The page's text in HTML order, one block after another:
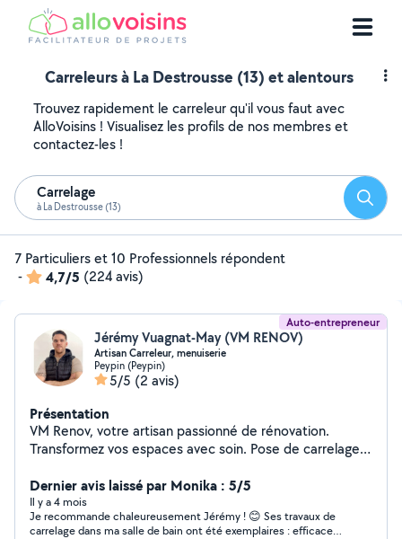
Carreleurs à La Destrousse (13) et alentours
Trouvez rapidement le carreleur qu'il vous faut avec
AlloVoisins ! Visualisez les profils de nos membres et
contactez-les !
Carrelage
à La Destrousse (13)
7 Particuliers et 10 Professionnels répondent
-
4,7/5 (224 avis)
Auto-entrepreneur
Jérémy Vuagnat-May (VM RENOV)
Artisan Carreleur, menuiserie
Peypin (Peypin)
5/5 (2 avis)
Présentation
VM Renov, votre artisan passionné de rénovation.
Transformez vos espaces avec soin. Pose de carrelage,
menuiserie sur mesure, électricité, climatisation etc...
Contactez moi pour tous vos projets de rénovation !
Site internet à disposition
Dernier avis laissé par Monika : 5/5
Il y a 4 mois
Je recommande chaleureusement Jérémy ! 😊 Ses travaux de
carrelage dans ma salle de bain ont été exemplaires : efficace,